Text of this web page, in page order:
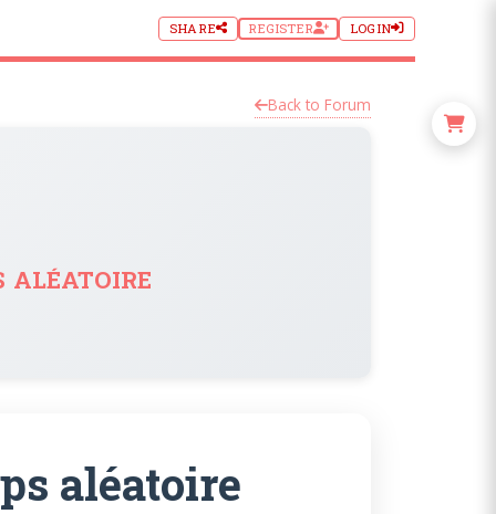
SHARE REGISTER LOGIN
Back to Forum
aléatoire
aléatoire